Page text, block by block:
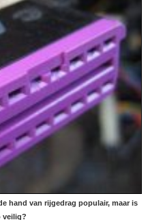
hand van rijgedrag populair, maar is
veilig?